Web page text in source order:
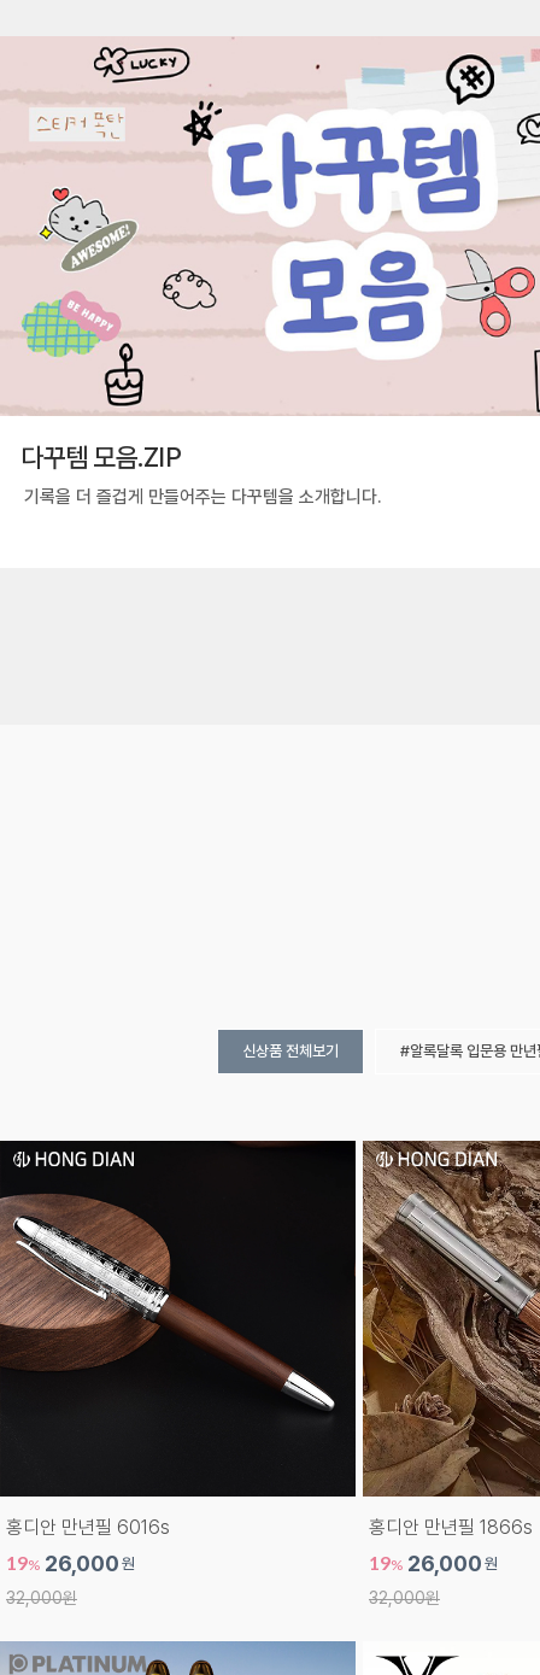
다꾸템 모음.ZIP
기록을 더 즐겁게 만들어주는 다꾸템을 소개합니다.
신상품 전체보기 알록달록 입문용 만
홍디안 만년필 6016s
19% 26,000 원
32,000원
홍디안 만년필 1866s
19% 26,000 원
32,000원